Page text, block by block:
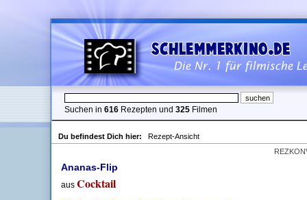
Suchen in 616 Rezepten und 325 Filmen
Du befindest Dich hier:
Rezept-Ansicht
Ananas-Flip
aus Cocktail